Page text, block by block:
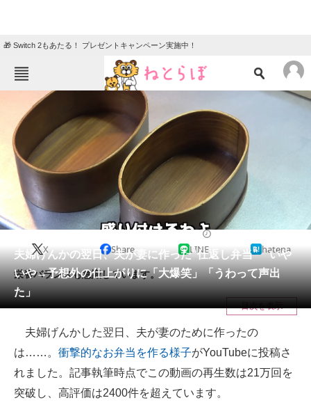
🎁 Switch 2もあたる！ プレゼントキャンペーン実施中！
ねとらぼメニュー
TOP ニュース
エンタメ
グルメ 地域
住まい
動物 リサーチ
会員記事
メディア
注目記事を集めた総合ページ
ITの今と未来を見通す
スマホと通信の最新トレンド
進化するPCとデバイスの未来
夫婦げんかの翌日、夫が妻に作った“仕返し弁当” いや
いや→予想外の仕上がりに「大爆笑」「うわって声出
た」
X Share LINE hatena
栄養バランスも意識しています。
目次を表示
夫婦げんかした翌日、夫が妻のために作ったの
は……。 衝撃的なお弁当を作る様子がYouTubeに投稿さ
れました。記事執筆時点でこの動画の再生数は21万回を
突破し、高評価は2400件を超えています。